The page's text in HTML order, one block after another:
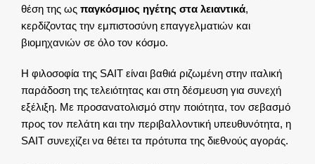
θέση της ως παγκόσμιος ηγέτης στα λειαντικά,
κερδίζοντας την εμπιστοσύνη επαγγελματιών και
βιομηχανιών σε όλο τον κόσμο.
Η φιλοσοφία της SAIT είναι βαθιά ριζωμένη στην ιταλική
παράδοση της τελειότητας και στη δέσμευση για συνεχή
εξέλιξη. Με προσανατολισμό στην ποιότητα, τον σεβασμό
προς τον πελάτη και την περιβαλλοντική υπευθυνότητα, η
SAIT συνεχίζει να θέτει τα πρότυπα της διεθνούς αγοράς.